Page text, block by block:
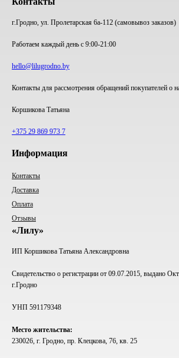
г.Гродно, ул. Пролетарская 6а-112 (самовывоз заказов)
Работаем каждый день с 9:00-21:00
hello@lilugrodno.by
Контакты для рассмотрения обращений покупателей о
Коршикова Татьяна
+375 29 869 973 7
Информация
Контакты
Доставка
Оплата
Отзывы
«Лилу»
ИП Коршикова Татьяна Александровна
Свидетельство о регистрации от 09.07.2015, выдано
г.Гродно
УНП 591179348
Место жительства:
230026, г. Гродно, пр. Клецкова, 76, кв. 25